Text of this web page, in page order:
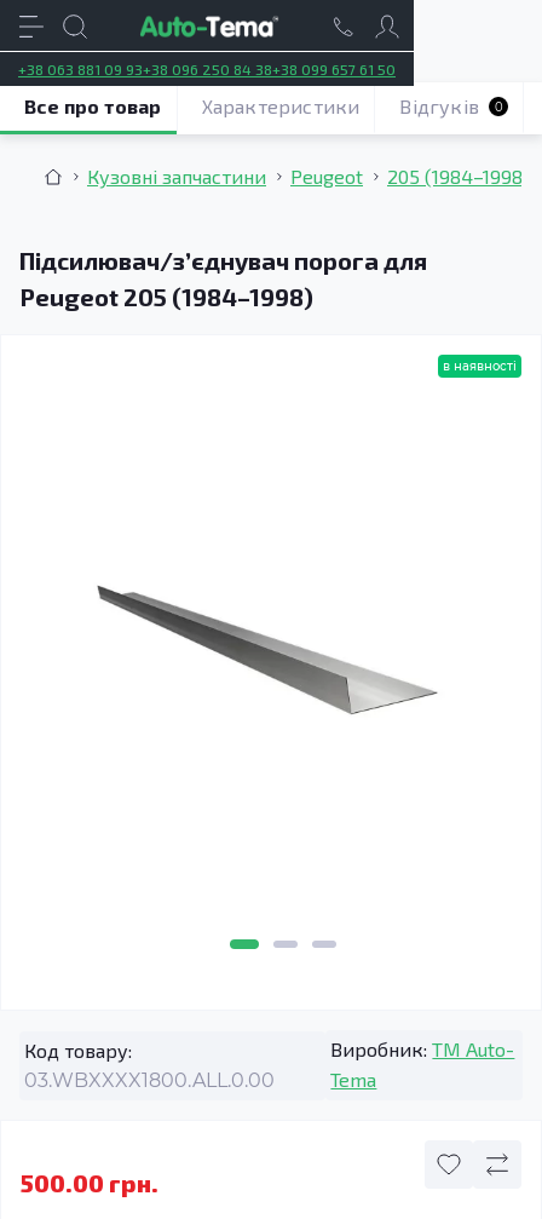
+38 063 881 09 93+38 096 250 84 38+38 099 657 61 50
Кузовні запчастини Peugeot 205 (1984–1998)
Підсилювач/зʼєднувач порога для
Peugeot 205 (1984–1998)
Все про товар Характеристики Відгуків 0
в наявності
Код товару:
03.WBXXXX1800.ALL.0.00
Виробник: TM Auto-
Tema
500.00 грн.